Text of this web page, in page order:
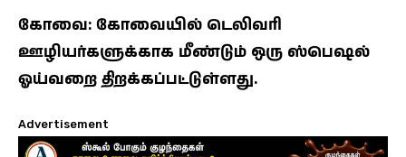
கோவை: கோவையில் டெலிவரி
ஊழியர்களுக்காக மீண்டும் ஒரு ஸ்பெஷல்
ஓய்வறை திறக்கப்பட்டுள்ளது.
Advertisement